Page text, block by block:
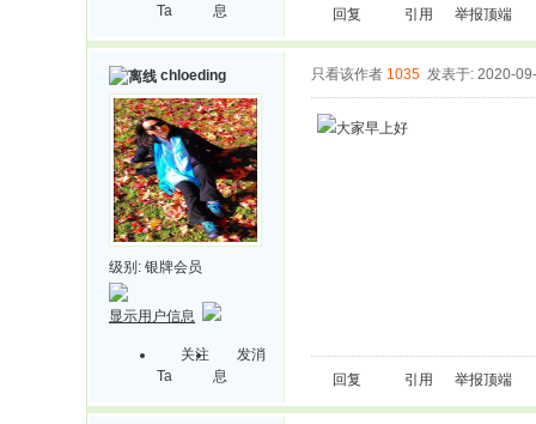
Ta
息
回复 引用 举报顶端
chloeding
级别: 银牌会员
显示用户信息
关注
Ta
发消
息
只看该作者 1035 发表于: 2020-
大家早上好
回复 引用 举报顶端